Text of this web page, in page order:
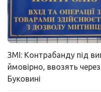
ЗМІ: Контрабанду під
ймовірно, ввозять
Буковині